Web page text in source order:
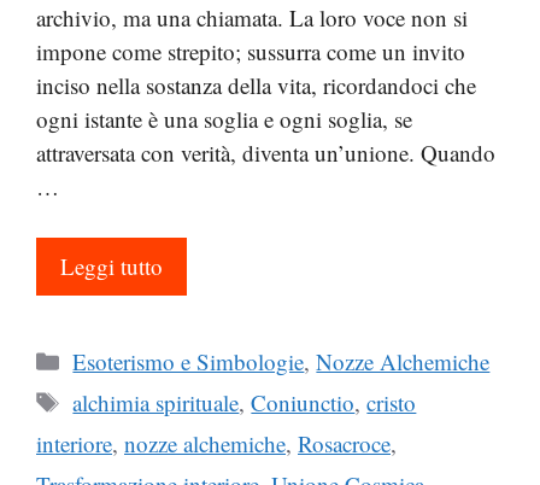
archivio, ma una chiamata. La loro voce non si
impone come strepito; sussurra come un invito
inciso nella sostanza della vita, ricordandoci che
ogni istante è una soglia e ogni soglia, se
attraversata con verità, diventa un’unione. Quando
…
Leggi tutto
Categorie
Esoterismo e Simbologie,Nozze Alchemiche
Tag
alchimia spirituale,Coniunctio,cristo
interiore, nozze alchemiche, Rosacroce,